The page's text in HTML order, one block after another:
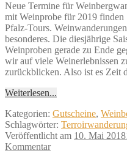
Neue Termine für
mit Weinprobe für 2019 finden
Pfalz-Tours.
besonderes. Die diesjährige
Weinproben gerade zu Ende
wir auf viele Weinerlebnissen
zurückblicken. Also ist es Zeit
Weiterlesen...
Kategorien: Gutscheine,
Schlagwörter:
Veröffentlicht am 10. Mai 2018
Kommentar